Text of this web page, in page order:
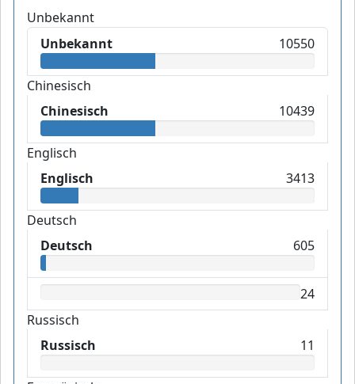
Unbekannt
Unbekannt
10550
Chinesisch
Chinesisch
10439
Englisch
Englisch
3413
Deutsch
Deutsch
605
24
Russisch
Russisch
11